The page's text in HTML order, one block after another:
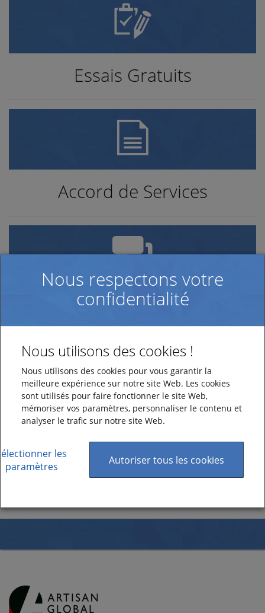
Essais Gratuits
Accord de Services
Démo personnalisée
Formations
Nous respectons votre
confidentialité
Nous utilisons des cookies !
Nous utilisons des cookies pour vous garantir la
meilleure expérience sur notre site Web. Les cookies
sont utilisés pour faire fonctionner le site Web,
mémoriser vos paramètres, personnaliser le contenu et
analyser le trafic sur notre site Web.
les
paramètres
Autoriser tous les cookies